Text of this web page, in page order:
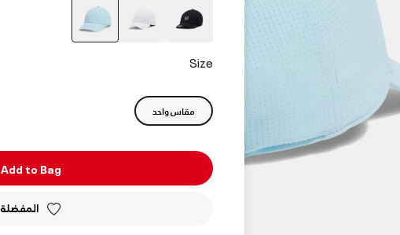
Size
مقاس واحد
Add to Bag
المفضلة